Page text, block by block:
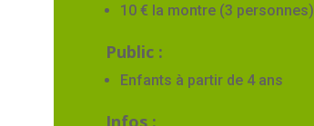
10 € la montre (3 personnes)
Public :
Enfants à partir de 4 ans
Infos :